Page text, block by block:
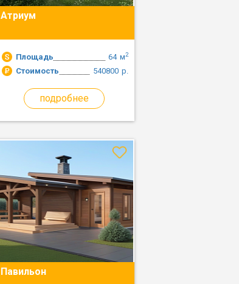
Атриум
Площадь м2
64
Стоимость
р.
540800
подробнее
Павильон